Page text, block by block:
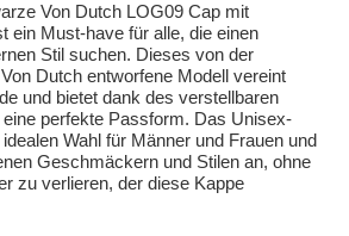
Von Dutch LOG09 Cap mit
ein Must-have für alle, die einen
Stil suchen. Dieses von der
Dutch entworfene Modell vereint
und bietet dank des verstellbaren
perfekte Passform. Das Unisex-
Wahl für Männer und Frauen und
Geschmäckern und Stilen an, ohne
zu verlieren, der diese Kappe